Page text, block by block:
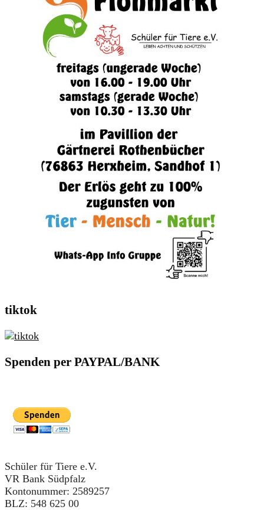
tiktok
Spenden per PAYPAL/BANK
Schüler für Tiere e.V.
VR Bank Südpfalz
Kontonummer: 2589257
BLZ: 548 625 00